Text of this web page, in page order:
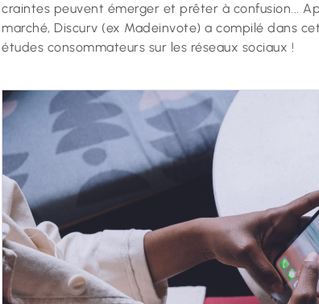
craintes peuvent émerger et prêter à confusion...
marché, Discurv (ex Madeinvote) a compilé dans
études consommateurs sur les réseaux sociaux !